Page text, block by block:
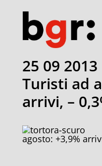
25 09
Turisti ad
arrivi, –
agosto: +3,9%